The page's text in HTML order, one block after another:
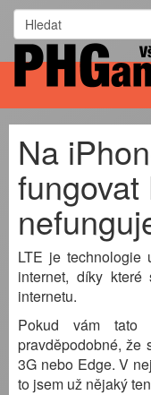
Na
fungovat
LTE je technologie
internet, díky
internetu.
Pokud vám tato
pravděpodobné, že
3G nebo Edge. V
to jsem už nějaký